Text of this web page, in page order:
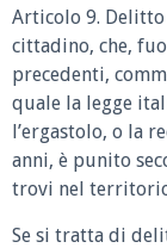
Articolo 9. Delitto
cittadino, che,
precedenti,
quale la legge
l’ergastolo, o la
anni, è punito
trovi nel
Se si tratta di